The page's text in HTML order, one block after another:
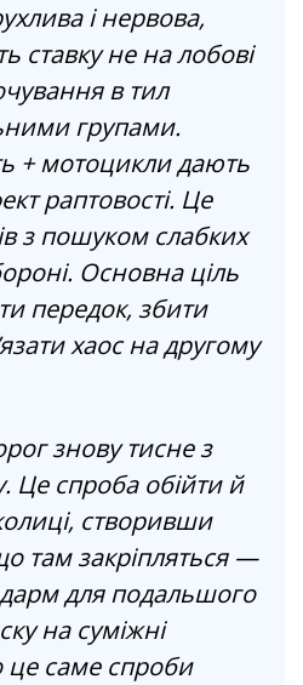
і нервова,
ставку не на лобові
в тил
групами.
+ мотоцикли дають
раптовості. Це
з пошуком слабких
Основна ціль
передок, збити
хаос на другому
знову тисне з
Це спроба обійти й
створивши
там закріпляться —
для подальшого
на суміжні
це саме спроби